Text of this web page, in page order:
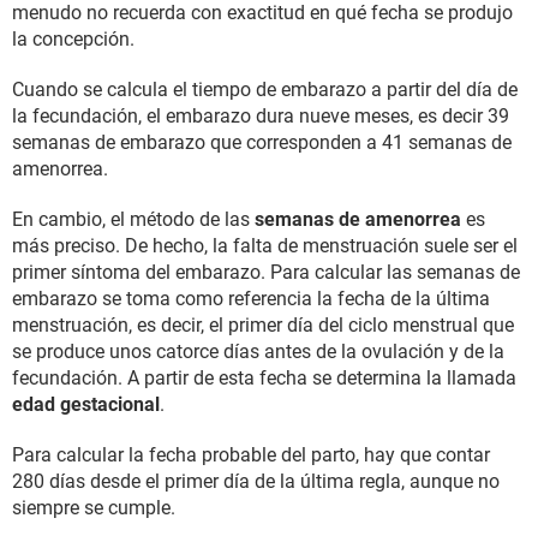
menudo no recuerda con exactitud en qué fecha se produjo
la concepción.
Cuando se calcula el tiempo de embarazo a partir del día de
la fecundación, el embarazo dura nueve meses, es decir 39
semanas de embarazo que corresponden a 41 semanas de
amenorrea.
En cambio, el método de las semanas de amenorrea es
más preciso. De hecho, la falta de menstruación suele ser el
primer síntoma del embarazo. Para calcular las semanas de
embarazo se toma como referencia la fecha de la última
menstruación, es decir, el primer día del ciclo menstrual que
se produce unos catorce días antes de la ovulación y de la
fecundación. A partir de esta fecha se determina la llamada
edad gestacional.
Para calcular la fecha probable del parto, hay que contar
280 días desde el primer día de la última regla, aunque no
siempre se cumple.